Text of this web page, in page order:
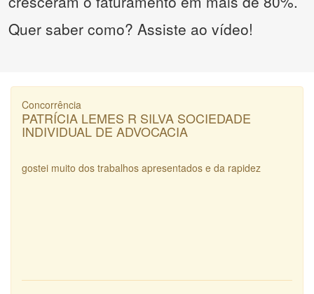
Quer saber como? Assiste ao vídeo!
Concorrência
PATRÍCIA LEMES R SILVA SOCIEDADE
INDIVIDUAL DE ADVOCACIA
gostei muito dos trabalhos apresentados e da rapidez